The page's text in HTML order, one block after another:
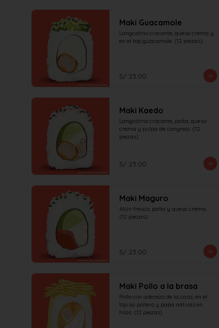
Maki Guacamole
Langostino crocante, queso crema y
en el top guacamole. (12 piezas)
S/ 23.00
Maki Kaedo
Langostino crocante, palta, queso
crema y pulpa de cangrejo. (12
piezas)
S/ 23.00
Maki Maguro
Atún fresco, palta y queso crema.
(12 piezas)
S/ 23.00
Maki Pollo a la brasa
Pollo con aderezo de la casa, en el
top aji pollero y papa nativas en
hilos. (12 piezas)